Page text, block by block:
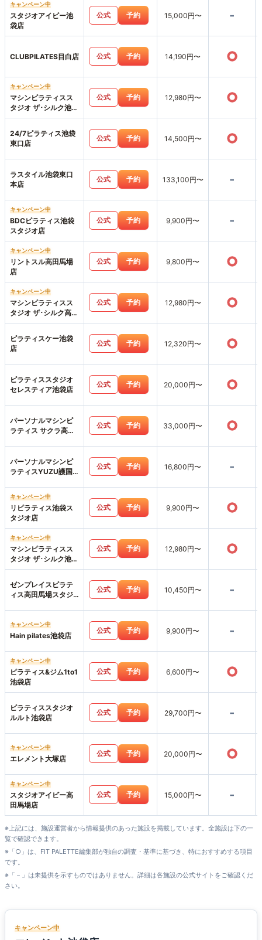
キャンペーン中
スタジオアイビー池
袋店
公式 予約 15,000円〜 -
CLUBPILATES目白店 公式 予約 14,190円〜 ○
キャンペーン中
マシンピラティスス
タジオ ザ･シルク池袋
東口店
公式 予約 12,980円〜 ○
24/7ピラティス池袋
東口店
公式 予約 14,500円〜 ○
ラスタイル池袋東口
本店
公式 予約 133,100円〜 -
キャンペーン中
BDCピラティス池袋
スタジオ店
公式 予約 9,900円〜 -
キャンペーン中
リントスル高田馬場
店
公式 予約 9,800円〜 ○
キャンペーン中
マシンピラティスス
タジオ ザ･シルク高田
馬場店
公式 予約 12,980円〜 ○
ピラティスケー池袋
店
公式 予約 12,320円〜 ○
ピラティススタジオ
セレスティア池袋店
公式 予約 20,000円〜 ○
パーソナルマシンピ
ラティス サクラ高田
公式 予約 33,000円〜 ○
パーソナルマシンピ
ラティスYUZU護国
公式 予約 16,800円〜 -
キャンペーン中
リピラティス池袋ス
タジオ店
公式 予約 9,900円〜 ○
キャンペーン中
マシンピラティスス
タジオ ザ･シルク池袋
西口店
公式 予約 12,980円〜 ○
ゼンプレイスピラテ
ィス高田馬場スタジ
公式 予約 10,450円〜 -
キャンペーン中
Hain pilates池袋店
公式 予約 9,900円〜 -
キャンペーン中
ピラティス&ジム1to1
池袋店
公式 予約 6,600円〜 ○
ピラティススタジオ
ルルト池袋店
公式 予約 29,700円〜 -
キャンペーン中
エレメント大塚店
公式 予約 20,000円〜 ○
キャンペーン中
スタジオアイビー高
田馬場店
公式 予約 15,000円〜 -
※上記には、施設運営者から情報提供のあった施設を掲載しています。全施設は下の一
覧で確認できます。
※「○」は、FIT PALETTE編集部が独自の調査・基準に基づき、特におすすめする項目
です。
※「－」は未提供を示すものではありません。詳細は各施設の公式サイトをご確認くだ
さい。
キャンペーン中